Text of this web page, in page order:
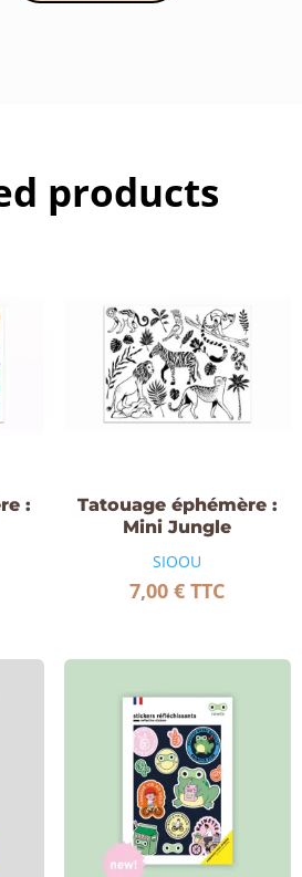
products
:
Tatouage éphémère :
Mini Jungle
SIOOU
7,00€ TTC